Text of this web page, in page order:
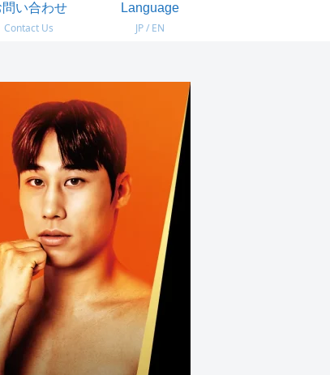
問い合わせ
Contact Us
Language
JP / EN